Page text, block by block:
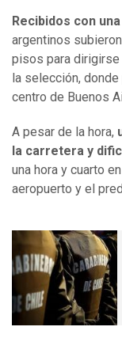
Recibidos con
argentinos
pisos para dirigirse
la selección,
centro de Buenos
A pesar de la hora,
la carretera y
una hora y cuarto
aeropuerto y el